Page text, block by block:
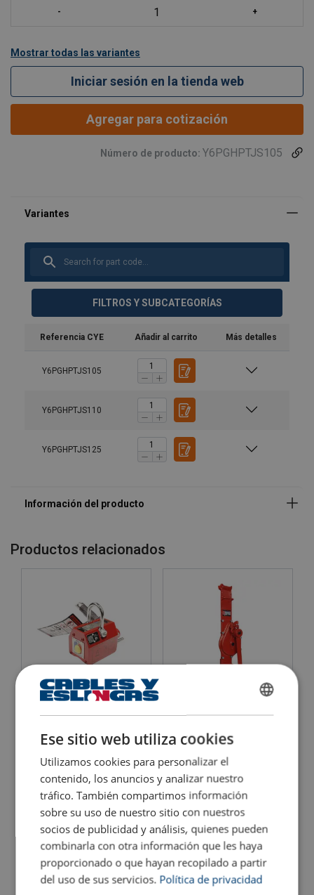
Mostrar todas las variantes
Iniciar sesión en la tienda web
Agregar para cotización
Número de producto: Y6PGHPTJS105
FILTROS Y SUBCATEGORÍAS
Referencia CYE Añadir al carrito Más detalles
Y6PGHPTJS105
Y6PGHPTJS110
Y6PGHPTJS125
Material:
Marcado:
Rango de temperatura:
Certificación:
Productos relacionados
Elevador de imanes
permanentes POWERTEX
cremallera POWERTEX
ENGLISH TRANSLATION
Ese sitio web utiliza cookies
Utilizamos cookies para personalizar el
contenido, los anuncios y analizar nuestro
tráfico. También compartimos información
sobre su uso de nuestro sitio con nuestros
socios de publicidad y análisis, quienes pueden
combinarla con otra información que les haya
proporcionado o que hayan recopilado a partir
del uso de sus servicios. Política de privacidad